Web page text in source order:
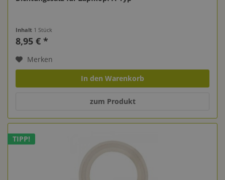
Inhalt 1 Stück
8,95 € *
Merken
In den Warenkorb
zum Produkt
TIPP!